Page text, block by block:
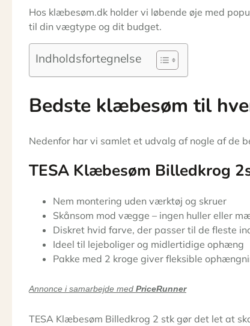
Hos klæbesøm.dk holder vi løbende øje med
til din vægtype og dit budget.
Indholdsfortegnelse
Bedste klæbesøm til
Nedenfor har vi samlet et udvalg af nogle af de
TESA Klæbesøm Billedkrog
Nem montering uden værktøj og skruer
Skånsom mod vægge – ingen huller eller
Diskret hvid farve, der passer til de fleste
Ideel til lejeboliger og midlertidige ophæng
Pakke med 2 kroge giver fleksible
Annonce i samarbejde med PriceRunner
TESA Klæbesøm Billedkrog 2 stk gør det let at